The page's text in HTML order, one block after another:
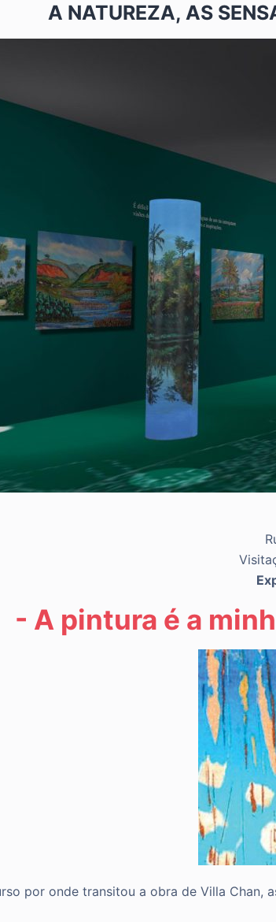
A NATUREZA, AS
- A pintura é a
por onde transitou a obra de Villa Chan,